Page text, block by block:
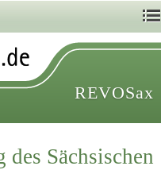
REVOSax
des Sächsischen